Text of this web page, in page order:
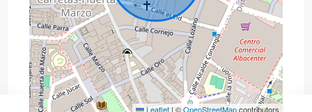
Leaflet | ©OpenStreetMapcontributors